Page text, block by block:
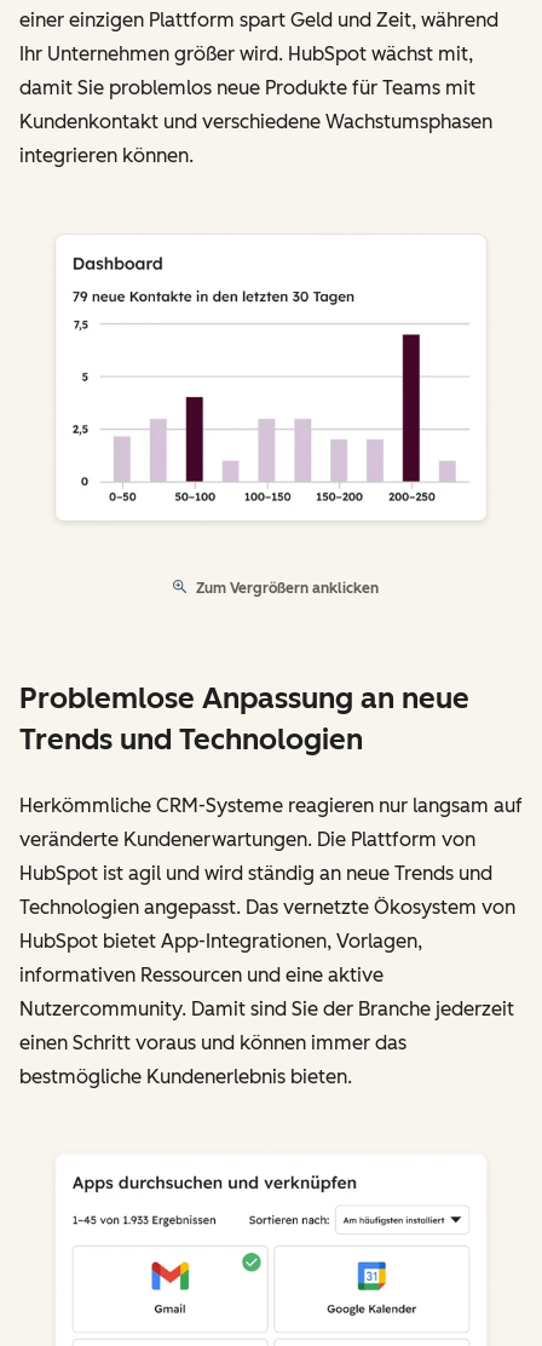
einer einzigen Plattform spart Geld und Zeit, während
Ihr Unternehmen größer wird. HubSpot wächst mit,
damit Sie problemlos neue Produkte für Teams mit
Kundenkontakt und verschiedene Wachstumsphasen
integrieren können.
Zum Vergrößern anklicken
Problemlose Anpassung an neue
Trends und Technologien
Herkömmliche CRM-Systeme reagieren nur langsam auf
veränderte Kundenerwartungen. Die Plattform von
HubSpot ist agil und wird ständig an neue Trends und
Technologien angepasst. Das vernetzte Ökosystem von
HubSpot bietet App-Integrationen, Vorlagen,
informativen Ressourcen und eine aktive
Nutzercommunity. Damit sind Sie der Branche jederzeit
einen Schritt voraus und können immer das
bestmögliche Kundenerlebnis bieten.